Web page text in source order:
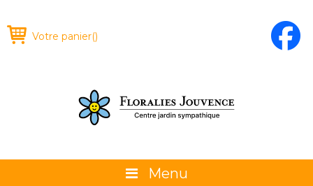
Votre panier()
Menu